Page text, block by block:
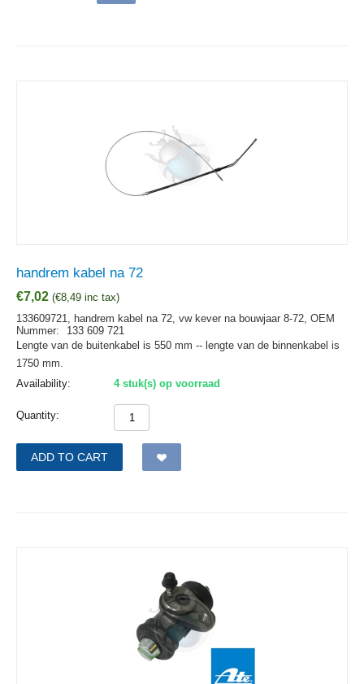
handrem kabel na 72
€7,02 (€8,49 inc tax)
133609721, handrem kabel na 72, vw kever na bouwjaar 8-72, OEM
Nummer:
133 609 721
Lengte van de buitenkabel is 550 mm -- lengte van de binnenkabel is
1750 mm.
Availability:
4 stuk(s) op voorraad
Quantity:
ADD TO CART